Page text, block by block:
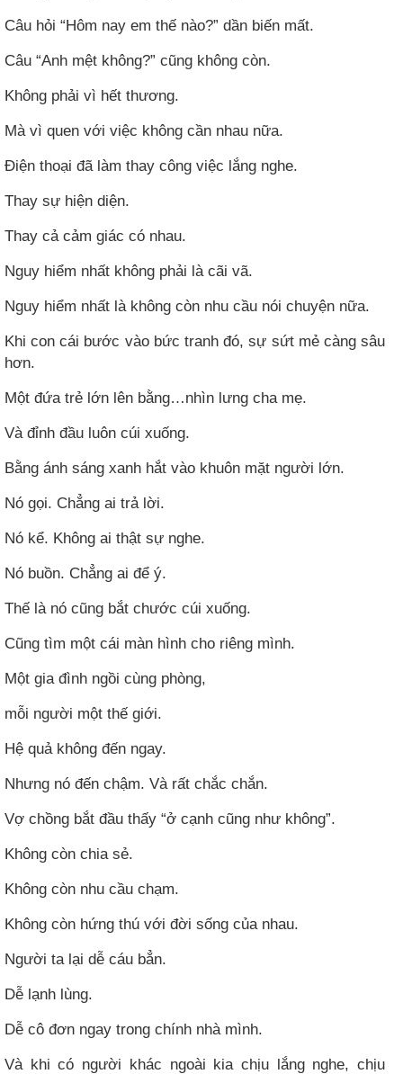
Câu hỏi “Hôm nay em thế nào?” dần biến mất.
Câu “Anh mệt không?” cũng không còn.
Không phải vì hết thương.
Mà vì quen với việc không cần nhau nữa.
Điện thoại đã làm thay công việc lắng nghe.
Thay sự hiện diện.
Thay cả cảm giác có nhau.
Nguy hiểm nhất không phải là cãi vã.
Nguy hiểm nhất là không còn nhu cầu nói chuyện nữa.
Khi con cái bước vào bức tranh đó, sự sứt mẻ càng sâu
hơn.
Một đứa trẻ lớn lên bằng…nhìn lưng cha mẹ.
Và đỉnh đầu luôn cúi xuống.
Bằng ánh sáng xanh hắt vào khuôn mặt người lớn.
Nó gọi. Chẳng ai trả lời.
Nó kể. Không ai thật sự nghe.
Nó buồn. Chẳng ai để ý.
Thế là nó cũng bắt chước cúi xuống.
Cũng tìm một cái màn hình cho riêng mình.
Một gia đình ngồi cùng phòng,
mỗi người một thế giới.
Hệ quả không đến ngay.
Nhưng nó đến chậm. Và rất chắc chắn.
Vợ chồng bắt đầu thấy “ở cạnh cũng như không”.
Không còn chia sẻ.
Không còn nhu cầu chạm.
Không còn hứng thú với đời sống của nhau.
Người ta lại dễ cáu bẳn.
Dễ lạnh lùng.
Dễ cô đơn ngay trong chính nhà mình.
Và khi có người khác ngoài kia chịu lắng nghe, chịu